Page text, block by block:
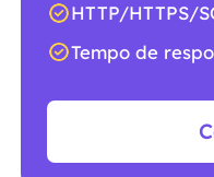
HTTP/HTTPS/
Tempo de